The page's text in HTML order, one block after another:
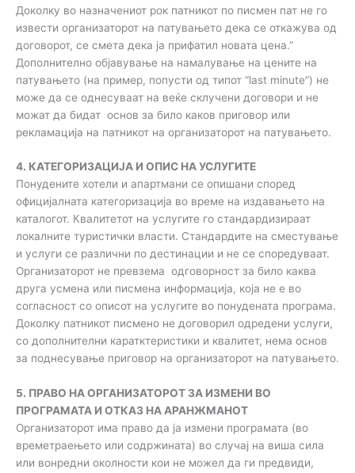
Доколку во назначениот рок патникот по писмен пат не го
извести организаторот на патувањето дека се откажува од
договорот, се смета дека ја прифатил новата цена.”
Дополнително објавување на намалување на цените на
патувањето (на пример, попусти од типот “last minute”) не
може да се однесуваат на веќе склучени договори и не
можат да бидат основ за било каков приговор или
рекламација на патникот на организаторот на патувањето.
4. КАТЕГОРИЗАЦИЈА И ОПИС НА УСЛУГИТЕ
Понудените хотели и апартмани се опишани според
официјалната категоризација во време на издавањето на
каталогот. Квалитетот на услугите го стандардизираат
локалните туристички власти. Стандардите на сместување
и услуги се различни по дестинации и не се споредуваат.
Организаторот не превзема одговорност за било каква
друга усмена или писмена информација, која не е во
согласност со описот на услугите во понудената програма.
Доколку патникот писмено не договорил одредени услуги,
со дополнителни каратктеристики и квалитет, нема основ
за поднесување приговор на организаторот на патувањетo.
5. ПРАВО НА ОРГАНИЗАТОРОТ ЗА ИЗМЕНИ ВО
ПРОГРАМАТА И ОТКАЗ НА АРАНЖМАНОТ
Организаторот има право да ја измени програмата (во
времетраењето или содржината) во случај на виша сила
или вонредни околности кои не можел да ги предвиди,